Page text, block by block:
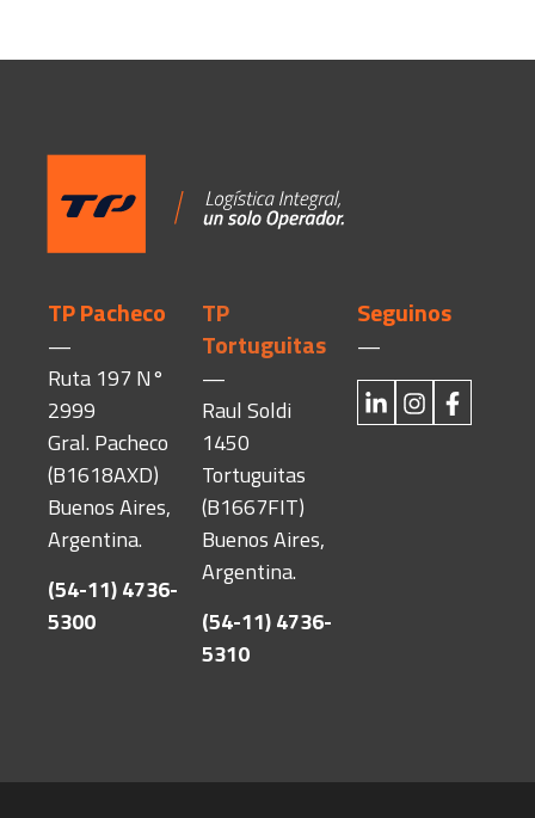
TP Pacheco
—
Ruta 197 N°
2999
Gral. Pacheco
(B1618AXD)
Buenos Aires,
Argentina.
(54-11) 4736-
5300
TP
Tortuguitas
—
Raul Soldi
1450
Tortuguitas
(B1667FIT)
Buenos Aires,
Argentina.
(54-11) 4736-
5310
Seguinos
—